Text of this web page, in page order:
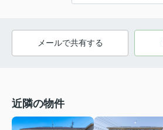
メールで共有する
近隣の物件